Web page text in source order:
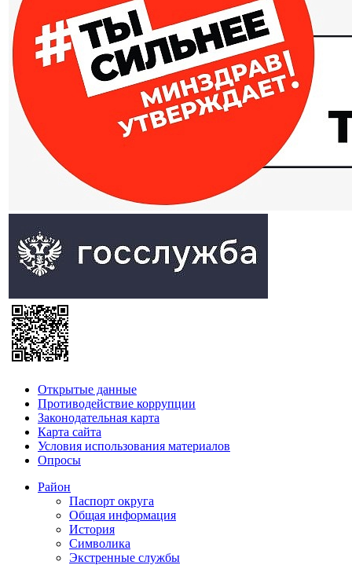
Открытые данные
Противодействие коррупции
Законодательная карта
Карта сайта
Условия использования материалов
Опросы
Район
Паспорт округа
Общая информация
История
Символика
Экстренные службы